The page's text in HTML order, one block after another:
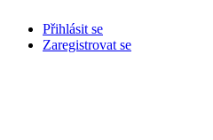
Přihlásit se
Zaregistrovat se